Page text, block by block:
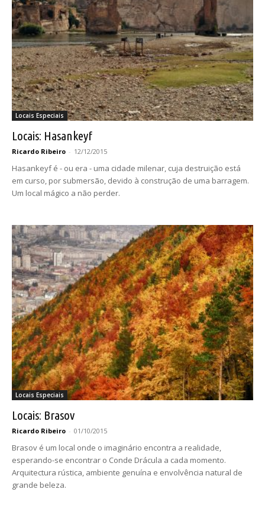
Locais Especiais
Locais: Hasankeyf
Ricardo Ribeiro - 12/12/2015
Hasankeyf é - ou era - uma cidade milenar, cuja destruição está
em curso, por submersão, devido à construção de uma barragem.
Um local mágico a não perder.
Locais Especiais
Locais: Brasov
Ricardo Ribeiro - 01/10/2015
Brasov é um local onde o imaginário encontra a realidade,
esperando-se encontrar o Conde Drácula a cada momento.
Arquitectura rústica, ambiente genuína e envolvência natural de
grande beleza.